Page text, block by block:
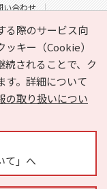
る際のサービス向
キー（Cookie）
続されることで、ク
す。詳細について
の取り扱いについ
て」へ
い合わせ
わせ